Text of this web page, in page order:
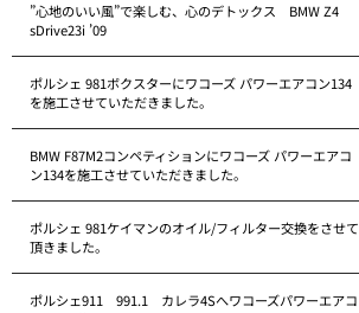
”心地のいい風”で楽しむ、心のデトックス BMW Z4
sDrive23i ’09
ポルシェ 981ボクスターにワコーズ パワーエアコン134
を施工させていただきました。
BMW F87M2コンペティションにワコーズ パワーエアコ
ン134を施工させていただきました。
ポルシェ 981ケイマンのオイル/フィルター交換をさせて
頂きました。
ポルシェ911 991.1 カレラ4Sへワコーズパワーエアコ